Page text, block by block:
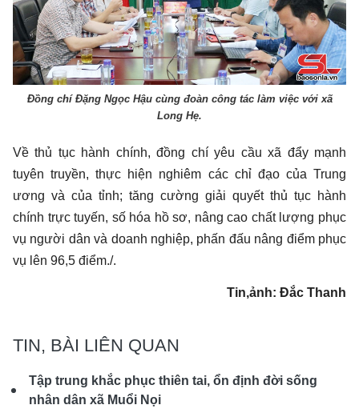
Đồng chí Đặng Ngọc Hậu cùng đoàn công tác làm việc với xã
Long Hẹ.
Về thủ tục hành chính, đồng chí yêu cầu xã đẩy mạnh
tuyên truyền, thực hiện nghiêm các chỉ đạo của Trung
ương và của tỉnh; tăng cường giải quyết thủ tục hành
chính trực tuyến, số hóa hồ sơ, nâng cao chất lượng phục
vụ người dân và doanh nghiệp, phấn đấu nâng điểm phục
vụ lên 96,5 điểm./.
Tin,ảnh: Đắc Thanh
TIN, BÀI LIÊN QUAN
Tập trung khắc phục thiên tai, ổn định đời sống
nhân dân xã Muổi Nọi